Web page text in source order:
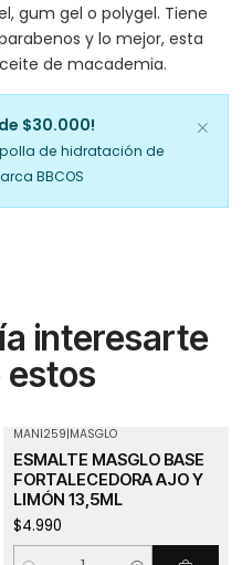
gum gel o polygel. Tiene
y lo mejor, esta
de macademia.
$30.000!
de hidratación de
BBCOS
interesarte
estos
MANI259|MASGLO
ESMALTE MASGLO BASE
FORTALECEDORA AJO Y
LIMÓN 13,5ML
$4.990